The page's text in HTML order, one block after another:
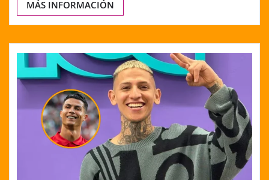
MÁS INFORMACIÓN